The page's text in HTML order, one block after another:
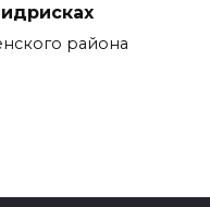
района